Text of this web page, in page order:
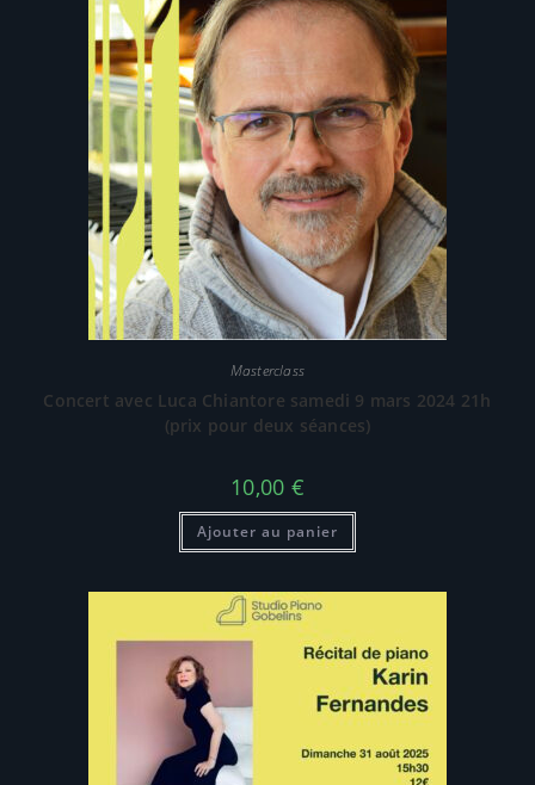
Masterclass
Concert avec Luca Chiantore samedi 9 mars 2024 21h
(prix pour deux séances)
10,00 €
Ajouter au panier